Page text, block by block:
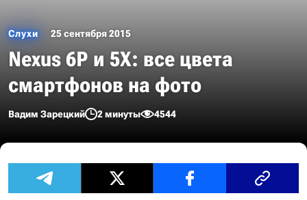
Слухи 25 сентября 2015
Nexus 6P и 5X: все цвета
смартфонов на фото
Вадим Зарецкий 2 минуты 4544